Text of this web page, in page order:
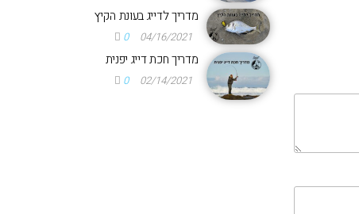
מדריך לדייג בעונת הקיץ
04/16/2021
0
מדריך חכת דייג יפנית
02/14/2021
0